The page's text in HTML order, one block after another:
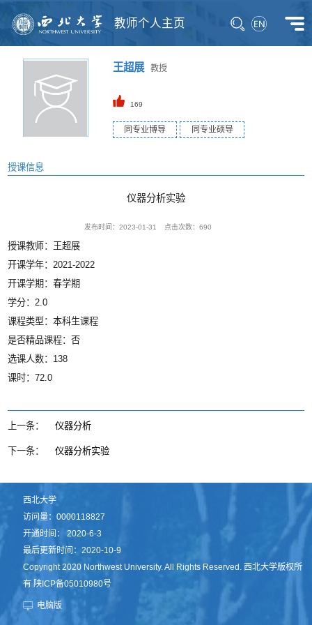
教师个人主页
王超展教授
169
同专业博导 同专业硕导
授课信息
仪器分析实验
发布时间：2023-01-31 点击次数：690
授课教师：王超展
开课学年：2021-2022
开课学期：春学期
学分：2.0
课程类型：本科生课程
是否精品课程：否
选课人数：138
课时：72.0
上一条： 仪器分析
下一条： 仪器分析实验
西北大学
访问量：0000118827
开通时间：2020-6-3
最后更新时间：2020-10-9
Copyright 2020 Northwest University. All Rights Reserved. 西北大学版权所
有 陕ICP备05010980号
电脑版